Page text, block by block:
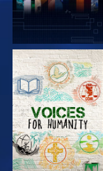
EXPLORE A SÉRIE